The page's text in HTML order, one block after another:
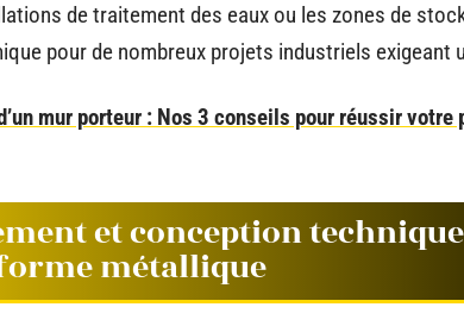
de traitement des eaux ou les zones de
pour de nombreux projets industriels exigeant
mur porteur : Nos 3 conseils pour réussir
et conception
métallique